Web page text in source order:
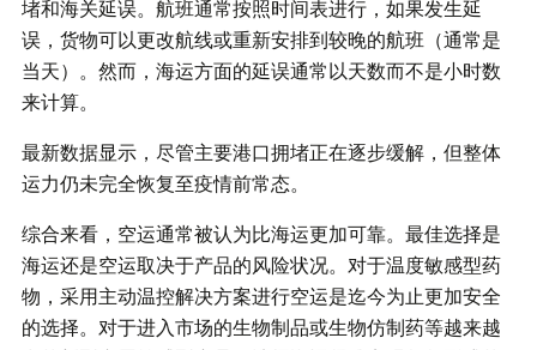
堵和海关延误。航班通常按照时间表进行，如果发生延
误，货物可以更改航线或重新安排到较晚的航班（通常是
当天）。然而，海运方面的延误通常以天数而不是小时数
来计算。
最新数据显示，尽管主要港口拥堵正在逐步缓解，但整体
运力仍未完全恢复至疫情前常态。
综合来看，空运通常被认为比海运更加可靠。最佳选择是
海运还是空运取决于产品的风险状况。对于温度敏感型药
物，采用主动温控解决方案进行空运是迄今为止更加安全
的选择。对于进入市场的生物制品或生物仿制药等越来越